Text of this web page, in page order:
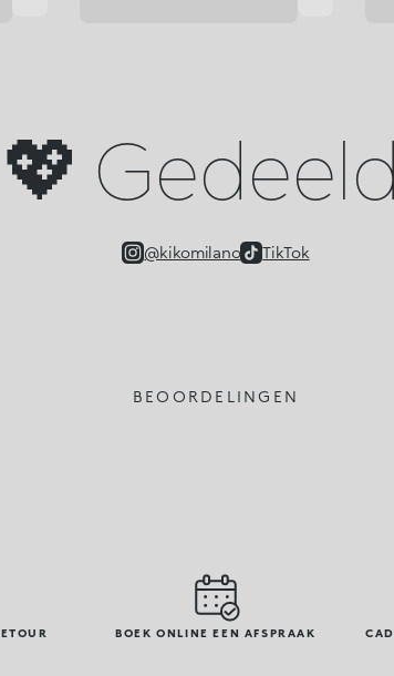
@kikomilano TikTok
BEOORDELINGEN
BOEK ONLINE EEN AFSPRAAK